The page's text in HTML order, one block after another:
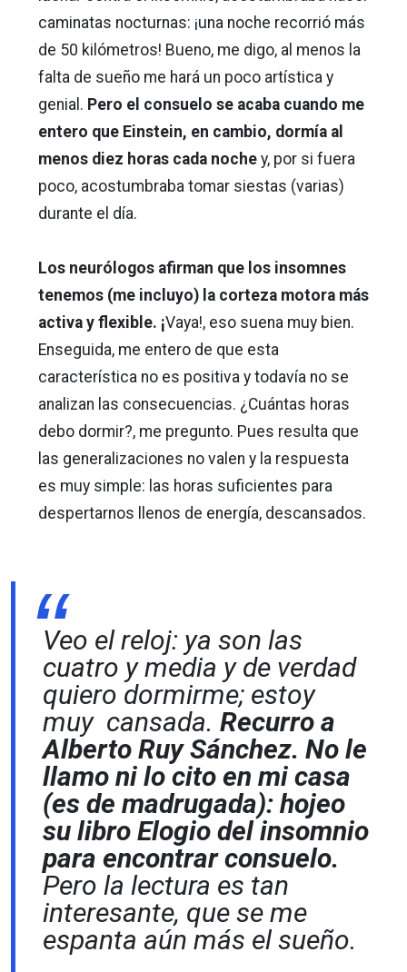
caminatas nocturnas: ¡una noche recorrió más
de 50 kilómetros! Bueno, me digo, al menos la
falta de sueño me hará un poco artística y
genial. Pero el consuelo se acaba cuando me
entero que Einstein, en cambio, dormía al
menos diez horas cada noche y, por si fuera
poco, acostumbraba tomar siestas (varias)
durante el día.
Los neurólogos afirman que los insomnes
tenemos (me incluyo) la corteza motora más
activa y flexible. ¡Vaya!, eso suena muy bien.
Enseguida, me entero de que esta
característica no es positiva y todavía no se
analizan las consecuencias. ¿Cuántas horas
debo dormir?, me pregunto. Pues resulta que
las generalizaciones no valen y la respuesta
es muy simple: las horas suficientes para
despertarnos llenos de energía, descansados.
Veo el reloj: ya son las
cuatro y media y de verdad
quiero dormirme; estoy
muy cansada. Recurro a
Alberto Ruy Sánchez. No le
llamo ni lo cito en mi casa
(es de madrugada): hojeo
su libro Elogio del insomnio
para encontrar consuelo.
Pero la lectura es tan
interesante, que se me
espanta aún más el sueño.